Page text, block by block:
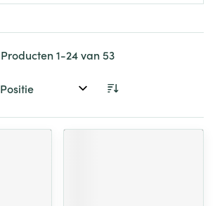
Producten1-24van53
Sorteer op: